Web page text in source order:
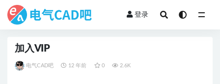
登录
加入VIP
电气CAD吧 12 年前 0 2.6K